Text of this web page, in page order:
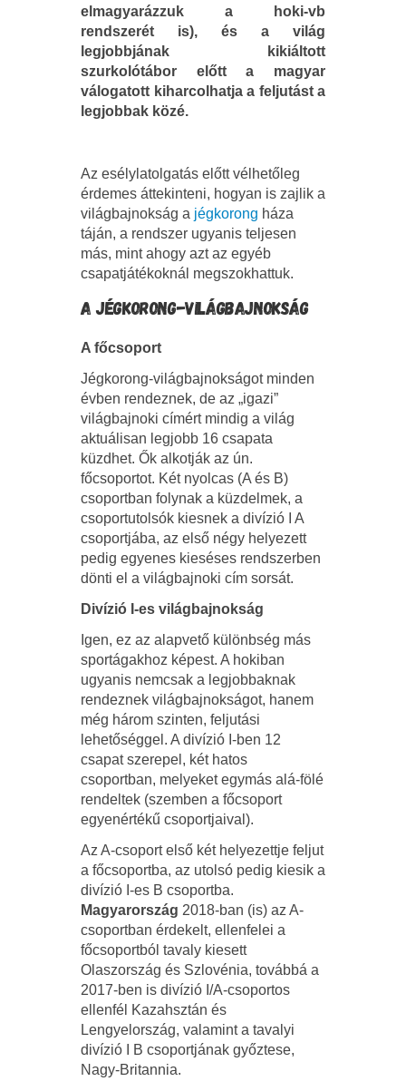
elmagyarázzuk a hoki-vb
rendszerét is), és a világ
legjobbjának kikiáltott
szurkolótábor előtt a magyar
válogatott kiharcolhatja a feljutást a
legjobbak közé.
Az esélylatolgatás előtt vélhetőleg
érdemes áttekinteni, hogyan is zajlik a
világbajnokság a jégkorong háza
táján, a rendszer ugyanis teljesen
más, mint ahogy azt az egyéb
csapatjátékoknál megszokhattuk.
A JÉGKORONG-VILÁGBAJNOKSÁG
A főcsoport
Jégkorong-világbajnokságot minden
évben rendeznek, de az „igazi”
világbajnoki címért mindig a világ
aktuálisan legjobb 16 csapata
küzdhet. Ők alkotják az ún.
főcsoportot. Két nyolcas (A és B)
csoportban folynak a küzdelmek, a
csoportutolsók kiesnek a divízió I A
csoportjába, az első négy helyezett
pedig egyenes kieséses rendszerben
dönti el a világbajnoki cím sorsát.
Divízió I-es világbajnokság
Igen, ez az alapvető különbség más
sportágakhoz képest. A hokiban
ugyanis nemcsak a legjobbaknak
rendeznek világbajnokságot, hanem
még három szinten, feljutási
lehetőséggel. A divízió I-ben 12
csapat szerepel, két hatos
csoportban, melyeket egymás alá-fölé
rendeltek (szemben a főcsoport
egyenértékű csoportjaival).
Az A-csoport első két helyezettje feljut
a főcsoportba, az utolsó pedig kiesik a
divízió I-es B csoportba.
Magyarország 2018-ban (is) az A-
csoportban érdekelt, ellenfelei a
főcsoportból tavaly kiesett
Olaszország és Szlovénia, továbbá a
2017-ben is divízió I/A-csoportos
ellenfél Kazahsztán és
Lengyelország, valamint a tavalyi
divízió I B csoportjának győztese,
Nagy-Britannia.